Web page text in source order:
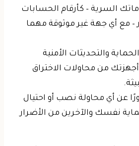
السرية – كأرقام الحسابات
– مع أي جهة غير موثوقة مهما
والتحديثات الأمنية
أجهزتك من محاولات الاختراق
عن أي محاولة نصب أو احتيال
نفسك والآخرين من الأضرار